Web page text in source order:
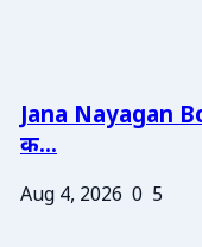
Jana Nayagan
क...
Aug 4, 2026 0 5